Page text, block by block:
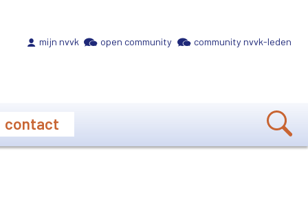
mijn nvvk open community community nvvk-leden
contact